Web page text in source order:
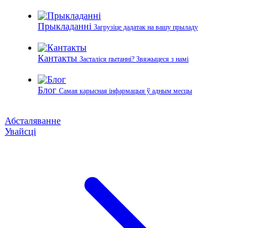
Прыкладанні Загрузіце дадатак на вашу прыладу
Кантакты Засталіся пытанні? Звяжыцеся з намі
Блог Самая карысная інфармацыя ў адным месцы
Абсталяванне
Увайсці